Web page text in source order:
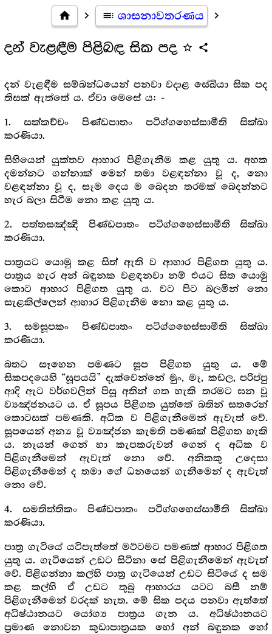
home navigate_next toc ශාසනාවතරණය navigate_next
දන් වැළඳීම පිළිබඳ සික පද star_outline share
දන් වැළඳීම සම්බන්ධයෙන් පනවා වදාළ සේඛියා සික පද
තිසක් ඇත්තේ ය. ඒවා මෙසේ ය: -
1. සක්කච්චං පිණ්ඩපාතං පටිග්ගහෙස්සාමීති සික්ඛා
කරණියා.
සිහියෙන් යුක්තව ආහාර පිළිගැනීම කළ යුතු ය. අහක
දමන්නට ගන්නාක් මෙන් තමා වළඳන්නා වූ ද, නො
වළඳන්නා වූ ද, සෑම දෙය ම බෙදන තරමක් බෙදන්නට
හැර බලා සිටීම නො කළ යුතු ය.
2. පත්තසඤ්ඤි පිණ්ඩපාතං පටිග්ගහෙස්සාමීති සික්ඛා
කරණියා.
පාත්‍ර‍යට යොමු කළ සිත් ඇති ව ආහාර පිළිගත යුතු ය.
පාත්‍ර‍ය හැර අන් බඳුනක වළඳනවා නම් එයට සිත යොමු
කොට ආහාර පිළිගත යුතු ය. වට පිට බලමින් නො
සැළකිල්ලෙන් ආහාර පිළිගැනීම නො කළ යුතු ය.
3. සමසූපකං පිණ්ඩපාතං පටිග්ගහෙස්සාමීති සික්ඛා
කරණියා.
බතට සෑහෙන පමණට සූප පිළිගත යුතු ය. මේ
සිකපදයෙහි “සූපයයි” දැක්වෙන්නේ මුං, මෑ, කඩල, පරිප්පු
ආදි ඇට වර්ගවලින් පිසූ අතින් ගත හැකි තරමට ඝන වූ
ව්‍යඤ්ජනයට ය. ඒ සූපය පිළිගත යුත්තේ බතින් සතරෙන්
කොටසක් පමණකි. අධික ව පිළිගැනීමෙන් ඇවැත් වේ.
සූපයෙන් අන්‍ය වූ ව්‍යඤ්ජන කැමති පමණක් පිළිගත හැකි
ය. නෑයන් ගෙන් හා කැපකරුවන් ගෙන් ද අධික ව
පිළිගැනීමෙන් ඇවැත් නො වේ. අනිකකු උදෙසා
පිළිගැනීමෙන් ද තමා ගේ ධනයෙන් ගැනීමෙන් ද ඇවැත්
නො වේ.‍
4. සමතිත්තිකං පිණ්ඩපාතං පටිග්ගහෙස්සාමීති සික්ඛා
කරණියා.
පාත්‍ර‍ ගැටියේ යටිපැත්තේ මට්ටමට පමණක් ආහාර පිළිගත
යුතු ය. ගැටියෙන් උඩට සිටිනා සේ පිළිගැනීමෙන් ඇවැත්
වේ. පිළිගන්නා කල්හි පාත්‍ර‍ ගැටියෙන් උඩට සිටියේ ද සම
කළ කල්හි ඒ උඩට තුබූ ආහාරය යටට බසී නම්
පිළිගැනීමෙන් වරදක් නැත. මේ සික පදය පනවා ඇත්තේ
අධිෂ්ඨානයට යෝග්‍ය පාත්‍ර‍ය ගැන ය. අධිෂ්ඨානයට
ප්‍ර‍මාණ නොවන කුඩාපාත්‍ර‍යක හෝ අන් බඳුනක හෝ